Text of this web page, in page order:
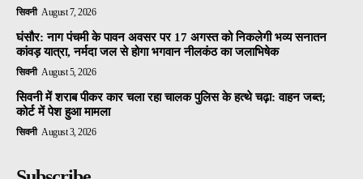
सिवनी August 7, 2026
घंसौर: नाग पंचमी के पावन अवसर पर 17 अगस्त को निकलेगी भव्य सनातन
कांवड़ यात्रा, नर्मदा जल से होगा भगवान नीलकंठ का जलाभिषेक
सिवनी August 5, 2026
सिवनी में शराब पीकर कार चला रहा चालक पुलिस के हत्थे चढ़ा: वाहन जब्त;
कोर्ट में पेश हुआ मामला
सिवनी August 3, 2026